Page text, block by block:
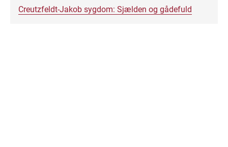
Creutzfeldt-Jakob sygdom: Sjælden og gådefuld